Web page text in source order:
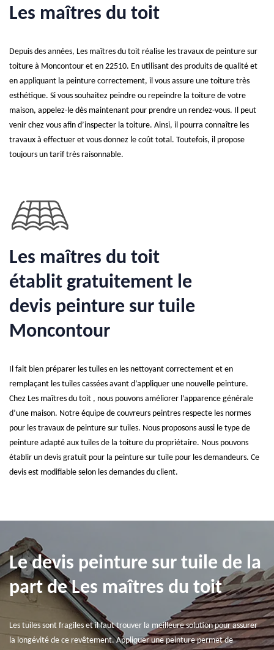
Les maîtres du toit
Depuis des années, Les maîtres du toit réalise les travaux de peinture sur
toiture à Moncontour et en 22510. En utilisant des produits de qualité et
en appliquant la peinture correctement, il vous assure une toiture très
esthétique. Si vous souhaitez peindre ou repeindre la toiture de votre
maison, appelez-le dès maintenant pour prendre un rendez-vous. Il peut
venir chez vous afin d’inspecter la toiture. Ainsi, il pourra connaître les
travaux à effectuer et vous donnez le coût total. Toutefois, il propose
toujours un tarif très raisonnable.
Les maîtres du toit
établit gratuitement le
devis peinture sur tuile
Moncontour
Il fait bien préparer les tuiles en les nettoyant correctement et en
remplaçant les tuiles cassées avant d’appliquer une nouvelle peinture.
Chez Les maîtres du toit , nous pouvons améliorer l’apparence générale
d’une maison. Notre équipe de couvreurs peintres respecte les normes
pour les travaux de peinture sur tuiles. Nous proposons aussi le type de
peinture adapté aux tuiles de la toiture du propriétaire. Nous pouvons
établir un devis gratuit pour la peinture sur tuile pour les demandeurs. Ce
devis est modifiable selon les demandes du client.
Le devis peinture sur tuile de la
part de Les maîtres du toit
Les tuiles sont fragiles et il faut trouver la meilleure solution pour assurer
la longévité de ce revêtement. Appliquer une peinture permet de